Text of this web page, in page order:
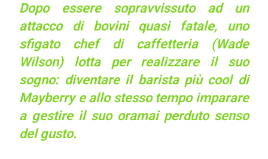
Dopo essere sopravvissuto ad un
attacco di bovini quasi fatale, uno
sfigato chef di caffetteria (Wade
Wilson) lotta per realizzare il suo
sogno: diventare il barista più cool di
Mayberry e allo stesso tempo imparare
a gestire il suo oramai perduto senso
del gusto.